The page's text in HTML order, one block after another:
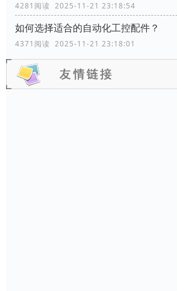
4281阅读 2025-11-21 23:18:54
如何选择适合的自动化工控配件？
4371阅读 2025-11-21 23:18:01